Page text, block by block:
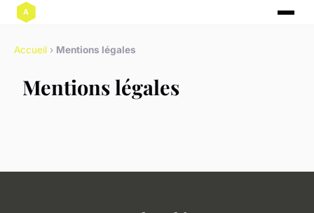
Accueil › Mentions légales
Mentions légales